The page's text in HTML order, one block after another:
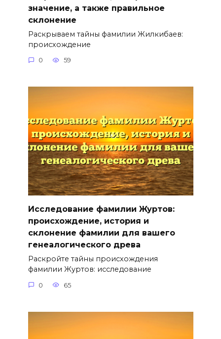
значение, а также правильное
склонение
Раскрываем тайны фамилии Жилкибаев:
происхождение
0 59
Исследование фамилии Журтов:
происхождение, история и
склонение фамилии для вашего
генеалогического древа
Раскройте тайны происхождения
фамилии Журтов: исследование
0 65